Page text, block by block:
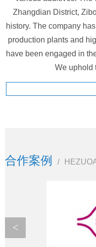
Zhangdian District,
history. The company
production plants and
have been engaged in
We
合作案例 /
<